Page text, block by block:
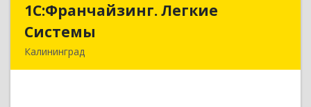
1С:Франчайзинг. Легкие
Системы
Калининград
1С:Франчайзинг. Легкие